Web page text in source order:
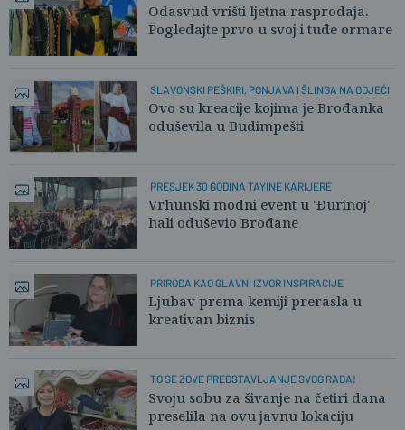
Odasvud vrišti ljetna rasprodaja.
Pogledajte prvo u svoj i tuđe ormare
SLAVONSKI PEŠKIRI, PONJAVA I ŠLINGA NA ODJEĆI
Ovo su kreacije kojima je Brođanka
oduševila u Budimpešti
PRESJEK 30 GODINA TAYINE KARIJERE
Vrhunski modni event u 'Đurinoj'
hali oduševio Brođane
PRIRODA KAO GLAVNI IZVOR INSPIRACIJE
Ljubav prema kemiji prerasla u
kreativan biznis
TO SE ZOVE PREDSTAVLJANJE SVOG RADA!
Svoju sobu za šivanje na četiri dana
preselila na ovu javnu lokaciju